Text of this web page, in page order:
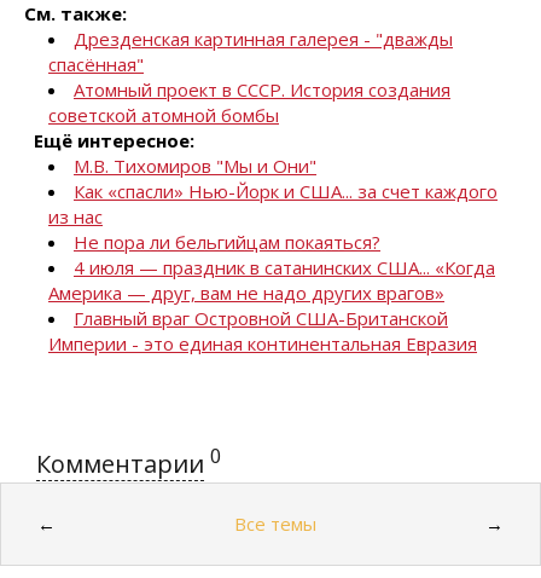
См. также:
Дрезденская картинная галерея - "дважды
спасённая"
Атомный проект в СССР. История создания
советской атомной бомбы
Ещё интересное:
М.В. Тихомиров "Мы и Они"
Как «спасли» Нью-Йорк и США... за счет каждого
из нас
Не пора ли бельгийцам покаяться?
4 июля — праздник в сатанинских США... «Когда
Америка — друг, вам не надо других врагов»
Главный враг Островной США-Британской
Империи - это единая континентальная Евразия
Комментарии 0
← Все темы →